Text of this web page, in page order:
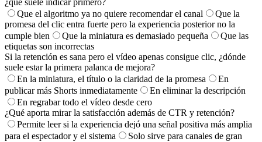
¿qué suele indicar primero?
Que el algoritmo ya no quiere recomendar el canal
Que la
promesa del clic entra fuerte pero la experiencia posterior no la
cumple bien
Que la miniatura es demasiado pequeña
Que las
etiquetas son incorrectas
Si la retención es sana pero el vídeo apenas consigue clic, ¿dónde
suele estar la primera palanca de mejora?
En la miniatura, el título o la claridad de la promesa
En
publicar más Shorts inmediatamente
En eliminar la descripción
En regrabar todo el vídeo desde cero
¿Qué aporta mirar la satisfacción además de CTR y retención?
Permite leer si la experiencia dejó una señal positiva más amplia
para el espectador y el sistema
Solo sirve para canales de gran